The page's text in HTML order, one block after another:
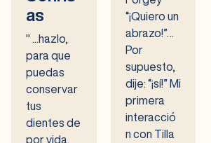
as
" ...hazlo,
para que
puedas
conservar
tus
dientes de
por vida.
“¡Quiero un
abrazo!”…
Por
supuesto,
dije: “¡sí!” Mi
primera
interacció
n con Tilla